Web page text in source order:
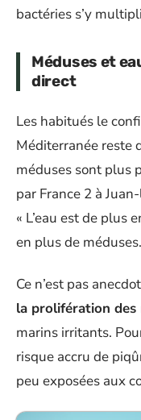
bactéries s’y
Méduses et
direct
Les habitués le
Méditerranée reste
méduses sont plus
par France 2 à
« L’eau est de plus
en plus de
Ce n’est pas
la prolifération des
marins irritants.
risque accru de
peu exposées aux